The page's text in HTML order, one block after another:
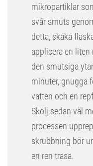
mikropartiklar
svår smuts
detta, skaka
applicera en
den smutsiga
minuter, gnugga
vatten och en
Skölj sedan väl
processen
skrubbning bör
en ren trasa.